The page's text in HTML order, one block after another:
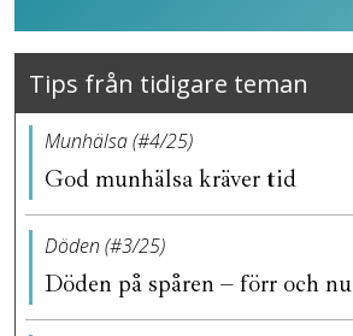
Tips från tidigare teman
Munhälsa (#4/25)
God munhälsa kräver tid
Döden (#3/25)
Döden på spåren – förr och nu